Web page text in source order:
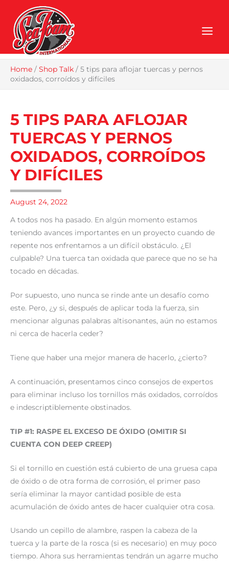
content
Home / Shop Talk / 5 tips para aflojar tuercas y pernos
oxidados, corroídos y difíciles
5 TIPS PARA AFLOJAR
TUERCAS Y PERNOS
OXIDADOS, CORROÍDOS
Y DIFÍCILES
August 24, 2022
A todos nos ha pasado. En algún momento estamos
teniendo avances importantes en un proyecto cuando de
repente nos enfrentamos a un difícil obstáculo. ¿El
culpable? Una tuerca tan oxidada que parece que no se ha
tocado en décadas.
Por supuesto, uno nunca se rinde ante un desafío como
este. Pero, ¿y si, después de aplicar toda la fuerza, sin
mencionar algunas palabras altisonantes, aún no estamos
ni cerca de hacerla ceder?
Tiene que haber una mejor manera de hacerlo, ¿cierto?
A continuación, presentamos cinco consejos de expertos
para eliminar incluso los tornillos más oxidados, corroídos
e indescriptiblemente obstinados.
TIP #1: RASPE EL EXCESO DE ÓXIDO (OMITIR SI
CUENTA CON DEEP CREEP)
Si el tornillo en cuestión está cubierto de una gruesa capa
de óxido o de otra forma de corrosión, el primer paso
sería eliminar la mayor cantidad posible de esta
acumulación de óxido antes de hacer cualquier otra cosa.
Usando un cepillo de alambre, raspen la cabeza de la
tuerca y la parte de la rosca (si es necesario) en muy poco
tiempo. Ahora sus herramientas tendrán un agarre mucho